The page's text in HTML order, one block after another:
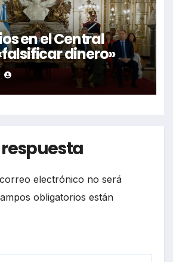
en el Central
dinero»
electrónico no será
obligatorios están